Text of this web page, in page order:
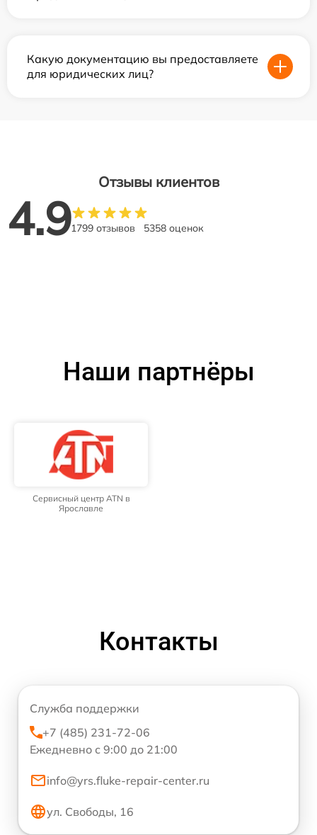
Какую документацию вы предоставляете
для юридических лиц?
Отзывы клиентов
4.91799 отзывов 5358 оценок
Наши партнёры
Сервисный центр ATN в
Ярославле
Контакты
Служба поддержки
+7 (485) 231-72-06
Ежедневно с 9:00 до 21:00
info@yrs.fluke-repair-center.ru
ул. Свободы, 16